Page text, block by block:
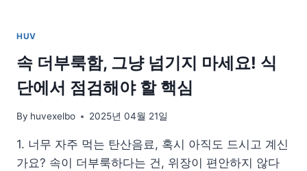
HUV
속 더부룩함, 그냥 넘기지 마세요! 식
단에서 점검해야 할 핵심
By huvexelbo 2025년 04월 21일
1. 너무 자주 먹는 탄산음료, 혹시 아직도 드시고 계신
가요? 속이 더부룩하다는 건, 위장이 편안하지 않다